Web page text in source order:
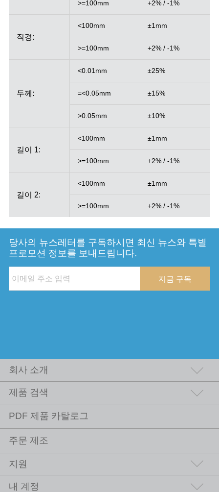
>=100mm +2% / -1%
직경:
<100mm ±1mm
>=100mm +2% / -1%
두께:
<0.01mm ±25%
=<0.05mm ±15%
>0.05mm ±10%
길이 1:
<100mm ±1mm
>=100mm +2% / -1%
길이 2:
<100mm ±1mm
>=100mm +2% / -1%
당사의 뉴스레터를 구독하시면 최신 뉴스와 특별
프로모션 정보를 보내드립니다.
지금 구독
회사 소개
제품 검색
PDF 제품 카탈로그
주문 제조
지원
내 계정